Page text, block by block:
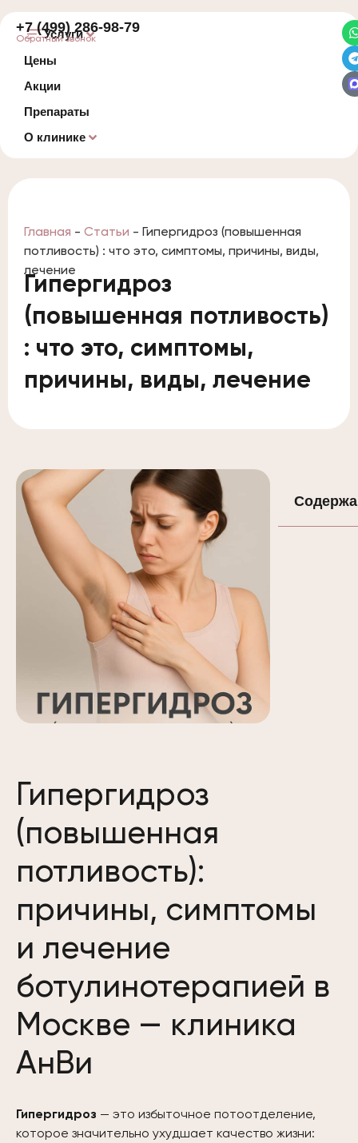
Услуги
Цены
Акции
Препараты
О клинике
+7 (499) 286-98-79
Обратный звонок
Главная - Статьи - Гипергидроз (повышенная
потливость) : что это, симптомы, причины, виды,
лечение
Гипергидроз
(повышенная потливость)
: что это, симптомы,
причины, виды, лечение
Гипергидроз
(повышенная
потливость):
причины, симптомы
и лечение
ботулинотерапией в
Москве — клиника
АнВи
Гипергидроз — это избыточное потоотделение,
которое значительно ухудшает качество жизни: